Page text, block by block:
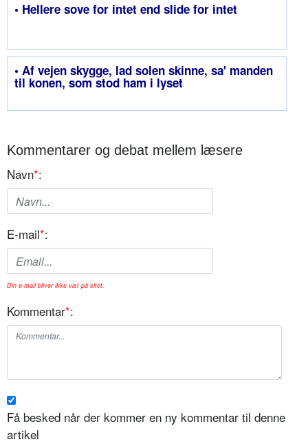
• Hellere sove for intet end slide for intet
• Af vejen skygge, lad solen skinne, sa' manden
til konen, som stod ham i lyset
Kommentarer og debat mellem læsere
Navn*:
E-mail*:
Din e-mail bliver ikke vist på sitet.
Kommentar*:
Få besked når der kommer en ny kommentar til denne
artikel